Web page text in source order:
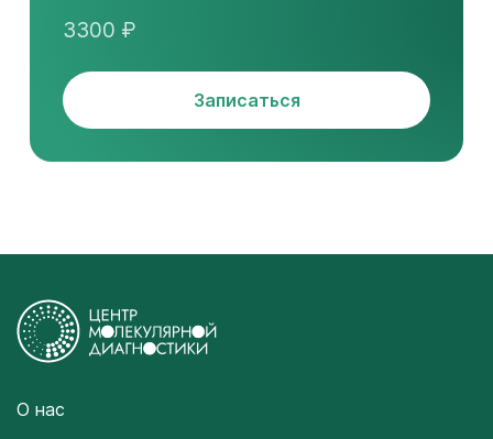
3300 ₽
Записаться
О нас